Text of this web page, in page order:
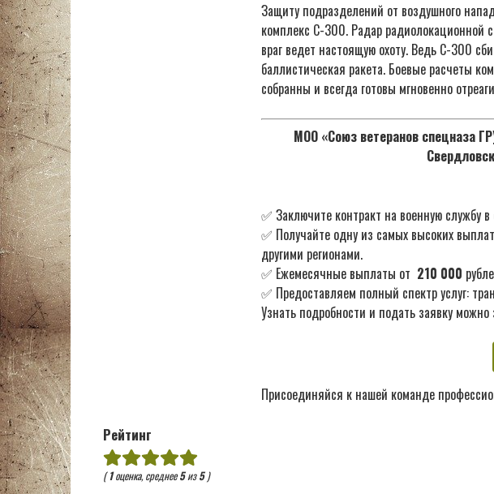
Защиту подразделений от воздушного
комплекс С-300. Радар радиолокационной
враг ведет настоящую охоту. Ведь С-300
баллистическая ракета. Боевые расчеты
собранны и всегда готовы мгновенно
МОО «Союз ветеранов спецназа
✅ Заключите контракт на военную
✅ Получайте одну из самых высоких
другими регионами.
✅ Ежемесячные выплаты от 210 000
✅ Предоставляем полный спектр услуг:
Узнать подробности и подать заявку можно
Присоединяйся к нашей команде
Рейтинг
(1оценка, среднее5из5)